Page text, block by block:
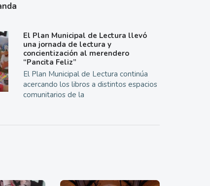
El Plan Municipal de Lectura llevó
una jornada de lectura y
concientización al merendero
“Pancita Feliz”
El Plan Municipal de Lectura continúa
acercando los libros a distintos espacios
comunitarios de la